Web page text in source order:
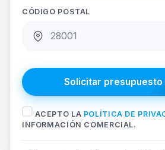
CÓDIGO POSTAL
Solicitar presupuesto
ACEPTO LA POLÍTICA DE
INFORMACIÓN COMERCIAL.